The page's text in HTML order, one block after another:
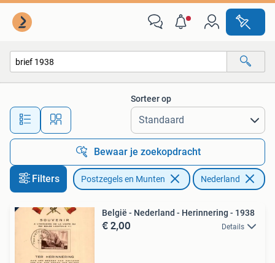
Alle afstanden…
Sorteer op
Bewaar je zoekopdracht
Filters Postzegels en Munten Nederland
België - Nederland - Herinnering - 1938
€ 2,00 Details